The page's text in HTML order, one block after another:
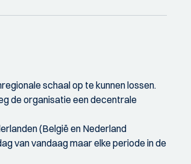
schaal op te kunnen lossen.
de organisatie een decentrale
(België en Nederland
van vandaag maar elke periode in de